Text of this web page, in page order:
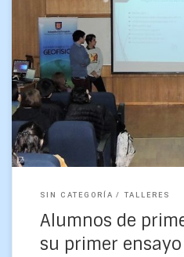
La nueva generación de
presentó sus trabajos del
en un evento tradicional de la
SIN CATEGORÍA TALLERES
Alumnos de
su primer